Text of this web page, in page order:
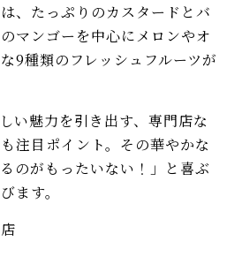
、たっぷりのカスタードとバ
マンゴーを中心にメロンやオ
9種類のフレッシュフルーツが
い魅力を引き出す、専門店な
注目ポイント。その華やかな
のがもったいない！」と喜ぶ
ます。